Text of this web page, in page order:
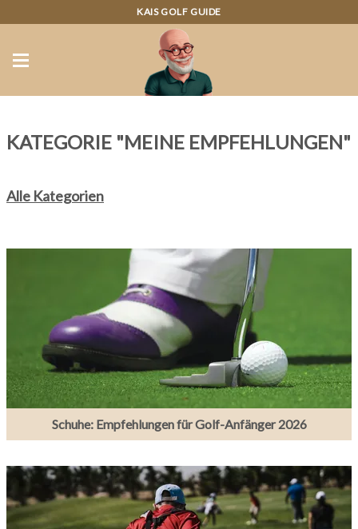
KAIS GOLF GUIDE
KATEGORIE "MEINE EMPFEHLUNGEN"
Alle Kategorien
Schuhe: Empfehlungen für Golf-Anfänger 2026